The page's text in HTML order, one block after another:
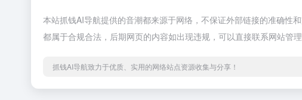
本站抓钱AI导航提供的音潮都来源于网络，不保证外部链接的准确性
都属于合规合法，后期网页的内容如出现违规，可以直接联系网站管
抓钱AI导航致力于优质、实用的网络站点资源收集与分享！